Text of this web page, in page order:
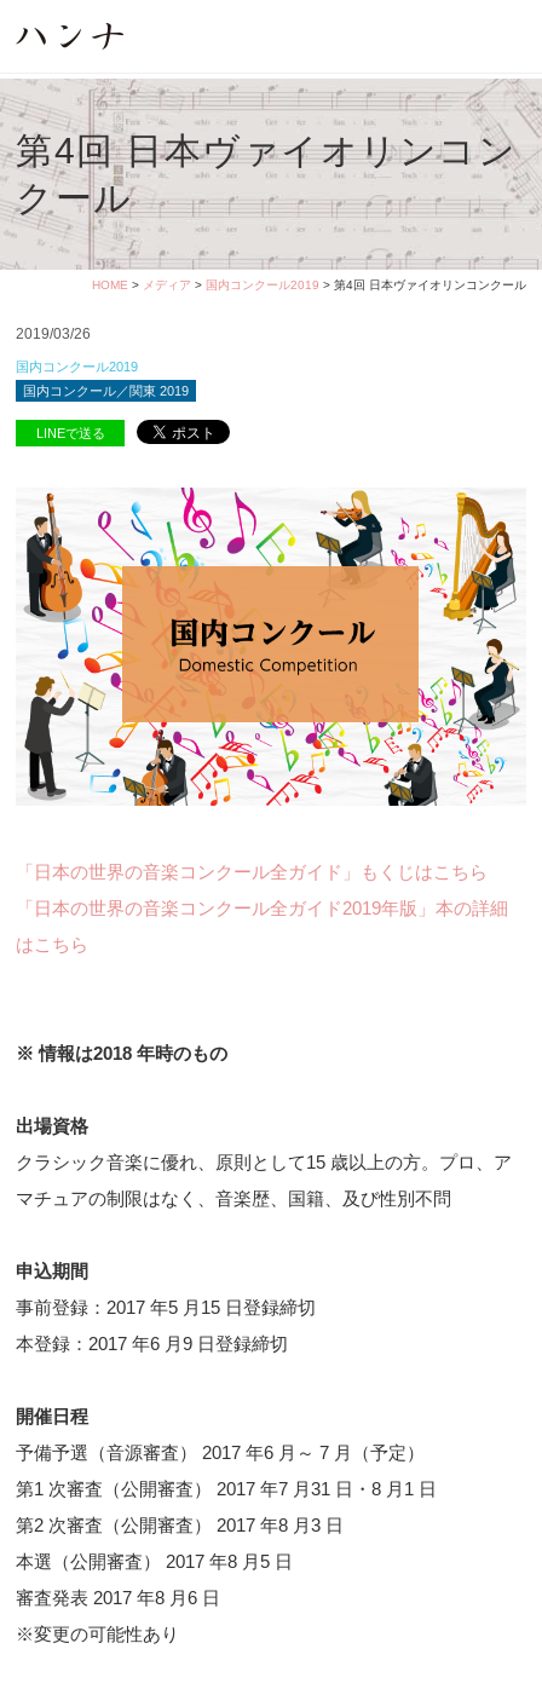
第4回 日本ヴァイオリンコン
クール
HOME > メディア > 国内コンクール2019 > 第4回 日本ヴァイオリンコンクール
2019/03/26
国内コンクール2019
国内コンクール／関東 2019
LINEで送る
「日本の世界の音楽コンクール全ガイド」もくじはこちら
「日本の世界の音楽コンクール全ガイド2019年版」本の詳細
はこちら
※ 情報は2018 年時のもの
出場資格
クラシック音楽に優れ、原則として15 歳以上の方。プロ、ア
マチュアの制限はなく、音楽歴、国籍、及び性別不問
申込期間
事前登録：2017 年5 月15 日登録締切
本登録：2017 年6 月9 日登録締切
開催日程
予備予選（音源審査） 2017 年6 月～ 7 月（予定）
第1 次審査（公開審査） 2017 年7 月31 日・8 月1 日
第2 次審査（公開審査） 2017 年8 月3 日
本選（公開審査） 2017 年8 月5 日
審査発表 2017 年8 月6 日
※変更の可能性あり